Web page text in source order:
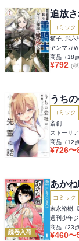
追放
コミック
猫子, 武六
ヤンマガ
商品（18
¥792 (
うち
コミック
斎創
ストーリ
商品（12
¥726〜
続巻入荷
あか
コミック
末永裕樹,
週刊少年
商品（23
¥460〜